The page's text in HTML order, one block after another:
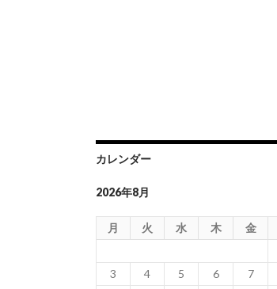
カレンダー
2026年8月
月 火 水 木 金
3
4 5 6 7